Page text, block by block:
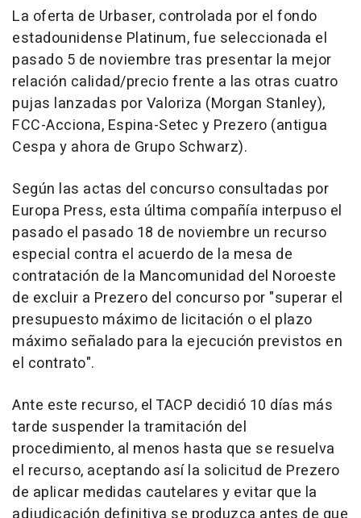
La oferta de Urbaser, controlada por el fondo
estadounidense Platinum, fue seleccionada el
pasado 5 de noviembre tras presentar la mejor
relación calidad/precio frente a las otras cuatro
pujas lanzadas por Valoriza (Morgan Stanley),
FCC-Acciona, Espina-Setec y Prezero (antigua
Cespa y ahora de Grupo Schwarz).
Según las actas del concurso consultadas por
Europa Press, esta última compañía interpuso el
pasado el pasado 18 de noviembre un recurso
especial contra el acuerdo de la mesa de
contratación de la Mancomunidad del Noroeste
de excluir a Prezero del concurso por "superar el
presupuesto máximo de licitación o el plazo
máximo señalado para la ejecución previstos en
el contrato".
Ante este recurso, el TACP decidió 10 días más
tarde suspender la tramitación del
procedimiento, al menos hasta que se resuelva
el recurso, aceptando así la solicitud de Prezero
de aplicar medidas cautelares y evitar que la